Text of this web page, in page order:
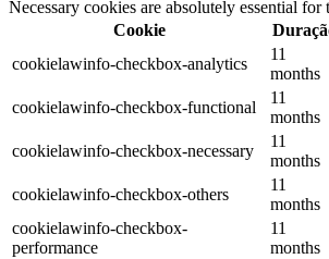
Necessary cookies are absolutely essential
Cookie
cookielawinfo-checkbox-analytics
11
months
cookielawinfo-checkbox-functional
11
months
cookielawinfo-checkbox-necessary
11
months
cookielawinfo-checkbox-others
11
months
cookielawinfo-checkbox-
performance
11
months